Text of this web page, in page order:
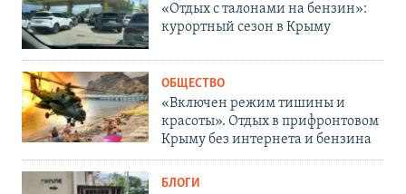
«Отдых с талонами на бензин»:
курортный сезон в Крыму
ОБЩЕСТВО
«Включен режим тишины и
красоты». Отдых в прифронтовом
Крыму без интернета и бензина
БЛОГИ